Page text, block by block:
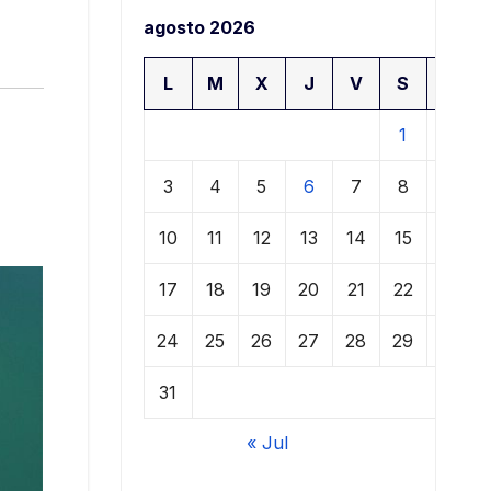
agosto 2026
L M X J V S
1
3 4 5 6 7 8
10 11 12 13 14 15
17 18 19 20 21 22
24 25 26 27 28 29
31
« Jul